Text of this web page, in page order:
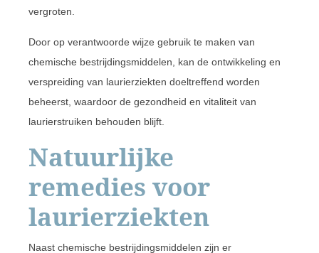
vergroten.
Door op verantwoorde wijze gebruik te maken van
chemische bestrijdingsmiddelen, kan de ontwikkeling en
verspreiding van laurierziekten doeltreffend worden
beheerst, waardoor de gezondheid en vitaliteit van
laurierstruiken behouden blijft.
Natuurlijke
remedies voor
laurierziekten
Naast chemische bestrijdingsmiddelen zijn er